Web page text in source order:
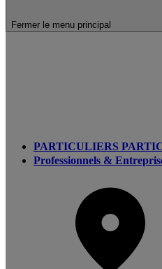
Fermer le menu principal
PARTICULIERS
Professionnels &